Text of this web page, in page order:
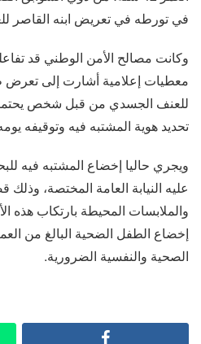
في تورطه في تعريض ابنه القاصر
وكانت مصالح الأمن الوطني قد
معطيات إعلامية أشارت إلى تعرض
للعنف الجسدي من قبل شخص
تحديد هوية المشتبه فيه وتوقيفه
ويجري حاليا إخضاع المشتبه فيه
عليه النيابة العامة المختصة،
والملابسات المحيطة بارتكاب هذه
الصحية والنفسية الضرورية.